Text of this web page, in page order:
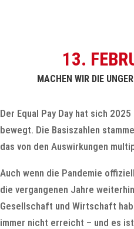
13.
MACHEN WIR DIE
Der Equal Pay Day hat sich
bewegt. Die Basiszahlen
das von den Auswirkungen
Auch wenn die Pandemie
die vergangenen Jahre
Gesellschaft und Wirtschaft
immer nicht erreicht – und es